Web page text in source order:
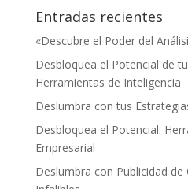
Entradas recientes
«Descubre el Poder del
Desbloquea el Potencial de
Herramientas de Inteligencia
Deslumbra con tus
Desbloquea el Potencial:
Empresarial
Deslumbra con Publicidad